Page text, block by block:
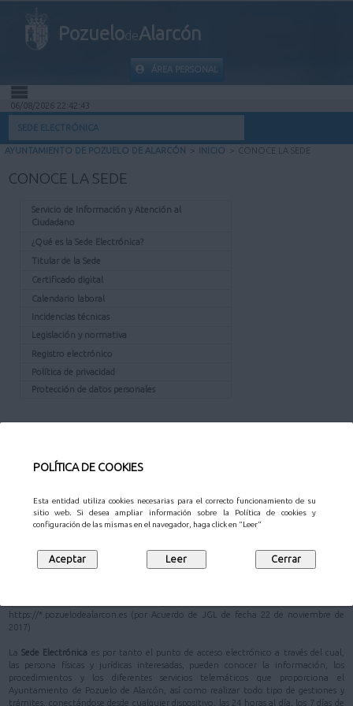
POLÍTICA DE COOKIES
Esta entidad utiliza cookies necesarias para el correcto funcionamiento de su
sitio web. Si desea ampliar información sobre la Política de cookies y
configuración de las mismas en el navegador, haga click en "Leer"
PozuelodeAlarcón
ÁREA PERSONAL
INICIO
INFORMACIÓN MUNICIPAL
06/08/2026 22:42:43
SEDE ELECTRÓNICA
AYUNTAMIENTO DE POZUELO DE ALARCÓN > INICIO > CONOCE LA SEDE
CONOCE LA SEDE
Servicio de Información y Atención al
Ciudadano
¿Qué es la Sede Electrónica?
Titular de la Sede
Certificado digital
Calendario laboral
Incidencias técnicas
Legislación y normativa
Registro electrónico
Política de privacidad
Protección de datos personales
Sede Electrónica del Ayuntamiento de Pozuelo de Alarcón está definida en su
Reglamento de Administración Electrónica
prioriza la actuación administrativa automatizada (artículo 41) y se apuesta
eficacia y eficiencia en el uso racional y adecuado de los recursos públicos; y como
garantista de una mayor seguridad jurídica de los administrados (artículo 3)
https://*.pozuelodealarcon.es (por Acuerdo de JGL de fecha 22 de noviembre de
2017)
LaSede Electrónica es por tanto el punto de acceso electrónico a través del cual,
las persona físicas y jurídicas interesadas, pueden conocer la información, los
procedimientos y los diferentes servicios telemáticos que proporciona el
Ayuntamiento de Pozuelo de Alarcón, así como realizar todo tipo de gestiones y
trámites, conectándose desde cualquier dispositivo, las 24 horas al día, los 7 días de